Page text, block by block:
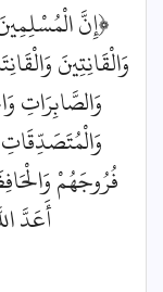
﴿إِنَّ
وَالْقَانِتِينَ
وَالصَّابِرَاتِ
فُرُوجَهُمْ
أَعَدَّ